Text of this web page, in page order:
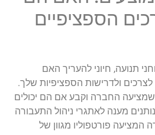
הספציפיים
תנועה, חיוני להעריך האם
ולדרישות הספציפיות שלך.
שמציעה החברה וקבע אם הם יכולים
מענה לאתגרי ניהול התעבורה
המציעה פורטפוליו מגוון של